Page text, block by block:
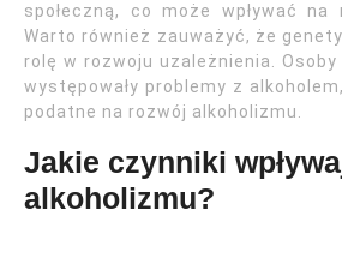
społeczną, co może wpływać na
Warto również zauważyć, że
rolę w rozwoju uzależnienia.
występowały problemy z
podatne na rozwój alkoholizmu.
Jakie czynniki
alkoholizmu?